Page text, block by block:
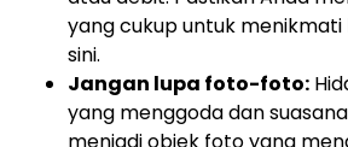
yang cukup untuk menikmati
sini.
Jangan lupa foto-foto:
yang menggoda dan